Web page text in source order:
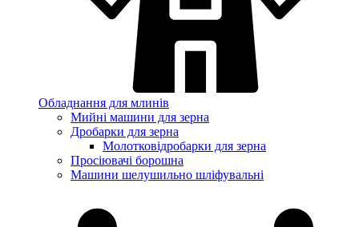
Обладнання для млинів
Мийні машини для зерна
Дробарки для зерна
Молотковідробарки для зерна
Просіювачі борошна
Машини шелушильно шліфувальні